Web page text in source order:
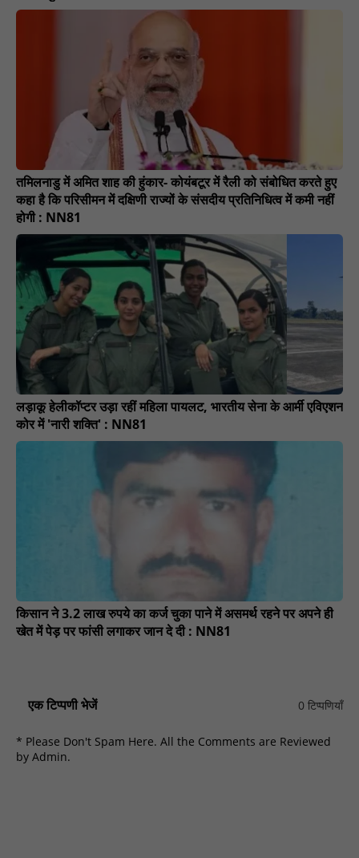
तमिलनाडु में अमित शाह की हुंकार- कोयंबटूर में रैली को संबोधित करते हुए
कहा है कि परिसीमन में दक्षिणी राज्यों के संसदीय प्रतिनिधित्व में कमी नहीं
होगी : NN81
लड़ाकू हेलीकॉप्टर उड़ा रहीं महिला पायलट, भारतीय सेना के आर्मी एविएशन
कोर में 'नारी शक्ति' : NN81
किसान ने 3.2 लाख रुपये का कर्ज चुका पाने में असमर्थ रहने पर अपने ही
खेत में पेड़ पर फांसी लगाकर जान दे दी : NN81
एक टिप्पणी भेजें 0 टिप्पणियाँ
* Please Don't Spam Here. All the Comments are Reviewed
by Admin.